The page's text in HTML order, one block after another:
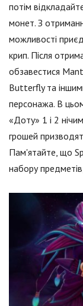
потім
монет. З
можливості
крип. Після
обзавестися
Butterfly та
персонажа. В
«Доту» 1 і 2
грошей
Пам'ятайте, що
набору